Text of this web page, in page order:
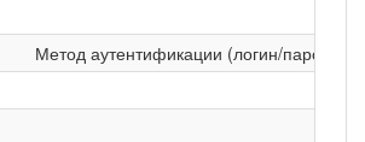
Метод аутентификации (логин/пароль,